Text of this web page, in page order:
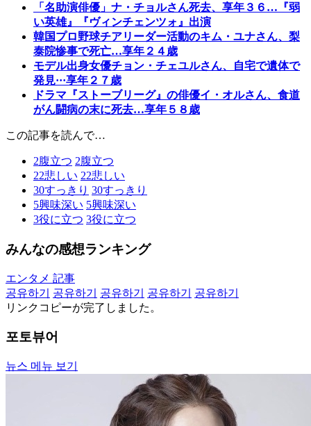
「名助演俳優」ナ・チョルさん死去、享年３６…『弱
い英雄』『ヴィンチェンツォ』出演
韓国プロ野球チアリーダー活動のキム・ユナさん、梨
泰院惨事で死亡…享年２４歳
モデル出身女優チョン・チェユルさん、自宅で遺体で
発見···享年２７歳
ドラマ『ストーブリーグ』の俳優イ・オルさん、食道
がん闘病の末に死去…享年５８歳
この記事を読んで…
2腹立つ 2腹立つ
22悲しい 22悲しい
30すっきり 30すっきり
5興味深い 5興味深い
3役に立つ 3役に立つ
みんなの感想ランキング
エンタメ 記事
공유하기
공유하기 공유하기 공유하기
공유하기
リンクコピーが完了しました。
포토뷰어
뉴스 메뉴 보기